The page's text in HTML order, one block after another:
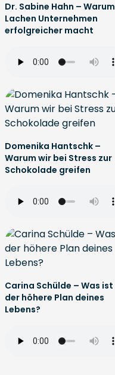
Dr. Sabine Hahn – Warum
Lachen Unternehmen
erfolgreicher macht
Domenika Hantschk –
Warum wir bei Stress zur
Schokolade greifen
Carina Schülde – Was ist
der höhere Plan deines
Lebens?